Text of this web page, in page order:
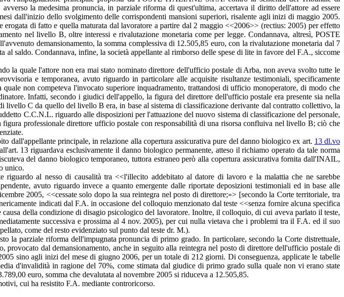
la medesima pronuncia, in parziale riforma di quest'ultima, accertava il diritto dell'attore ad essere
dall'inizio dello svolgimento delle corrispondenti mansioni superiori, risalente agli inizi di maggio 2005.
di fatto e quella maturata dal lavoratore a partire dal 2 maggio <<2006>> (rectius: 2005) per effetto
nel livello B, oltre interessi e rivalutazione monetaria come per legge. Condannava, altresì, POSTE
demansionamento, la somma complessiva di 12.505,85 euro, con la rivalutazione monetaria dal 7
saldo. Condannava, infine, la società appellante al rimborso delle spese di lite in favore del F.A., siccome
la quale l'attore non era mai stato nominato direttore dell'ufficio postale di Arba, non aveva svolto tutte le
e temporanea, avuto riguardo in particolare alle acquisite risultanze testimoniali, specificamente
non competeva l'invocato superiore inquadramento, trattandosi di ufficio monoperatore, di modo che
Infatti, secondo i giudici dell'appello, la figura del direttore dell'ufficio postale era presente sia nella
C da quello del livello B era, in base al sistema di classificazione derivante dal contratto collettivo, la
C.C.N.L. riguardo alle disposizioni per l'attuazione del nuovo sistema di classificazione del personale,
professionale direttore ufficio postale con responsabilità di una risorsa confluiva nel livello B; ciò che
dall'appellante principale, in relazione alla copertura assicurativa pure del danno biologico ex art. 13 dl.vo
13 riguardava esclusivamente il danno biologico permanente, atteso il richiamo operato da tale norma
del danno biologico temporaneo, tuttora estraneo però alla copertura assicurativa fornita dall'INAIL,
unico.
riguardo al nesso di causalità tra <<l'illecito addebitato al datore di lavoro e la malattia che ne sarebbe
avuto riguardo invece a quanto emergente dalle riportate deposizioni testimoniali ed in base alle
2005, <<cessate solo dopo la sua reintegra nel posto di direttore;»> [secondo la Corte territoriale, tra
indicati dal F.A. in occasione del colloquio menzionato dal teste <<senza fornire alcuna specifica
della condizione di disagio psicologico del lavoratore. Inoltre, il colloquio, di cui aveva parlato il teste,
successiva e prossima al 4 nov. 2005), per cui nulla vietava che i problemi tra il F.A. ed il suo
come del resto evidenziato sul punto dal teste dr. M.).
la parziale riforma dell'impugnata pronuncia di primo grado. In particolare, secondo la Corte distrettuale,
dal demansionamento, anche in seguito alla reintegra nel posto di direttore dell'ufficio postale di
sino agli inizi del mese di giugno 2006, per un totale di 212 giorni. Di conseguenza, applicate le tabelle
d'invalidità in ragione del 70%, come stimata dal giudice di primo grado sulla quale non vi erano state
euro, somma che devalutata al novembre 2005 si riduceva a 12.505,85.
cui ha resistito F.A. mediante controricorso.